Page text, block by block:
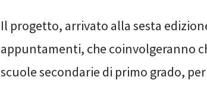
Il progetto, arrivato alla sesta
appuntamenti, che coinvolgeranno
scuole secondarie di primo grado,